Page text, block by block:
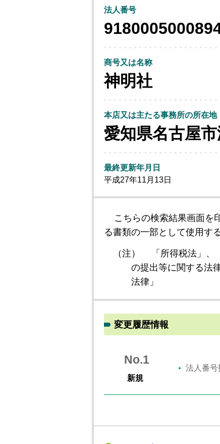
法人番号
商号又は名称
神明社
本店又は主たる事務所の所在地
愛知県名古屋
最終更新年月日
平成27年11月13日
こちらの検索結果画面を
る書類の一部として使用す
（注）
「所得税法」
の提出等に関する法
法律」
変更履歴情報
No.1
新規
法人番号